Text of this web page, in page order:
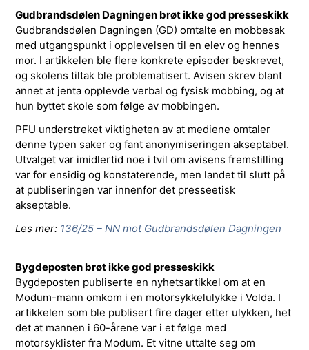
Gudbrandsdølen Dagningen brøt ikke god presseskikk
Gudbrandsdølen Dagningen (GD) omtalte en mobbesak
med utgangspunkt i opplevelsen til en elev og hennes
mor. I artikkelen ble flere konkrete episoder beskrevet,
og skolens tiltak ble problematisert. Avisen skrev blant
annet at jenta opplevde verbal og fysisk mobbing, og at
hun byttet skole som følge av mobbingen.
PFU understreket viktigheten av at mediene omtaler
denne typen saker og fant anonymiseringen akseptabel.
Utvalget var imidlertid noe i tvil om avisens fremstilling
var for ensidig og konstaterende, men landet til slutt på
at publiseringen var innenfor det presseetisk
akseptable.
Les mer: 136/25 – NN mot Gudbrandsdølen Dagningen
Bygdeposten brøt ikke god presseskikk
Bygdeposten publiserte en nyhetsartikkel om at en
Modum-mann omkom i en motorsykkelulykke i Volda. I
artikkelen som ble publisert fire dager etter ulykken, het
det at mannen i 60-årene var i et følge med
motorsyklister fra Modum. Et vitne uttalte seg om